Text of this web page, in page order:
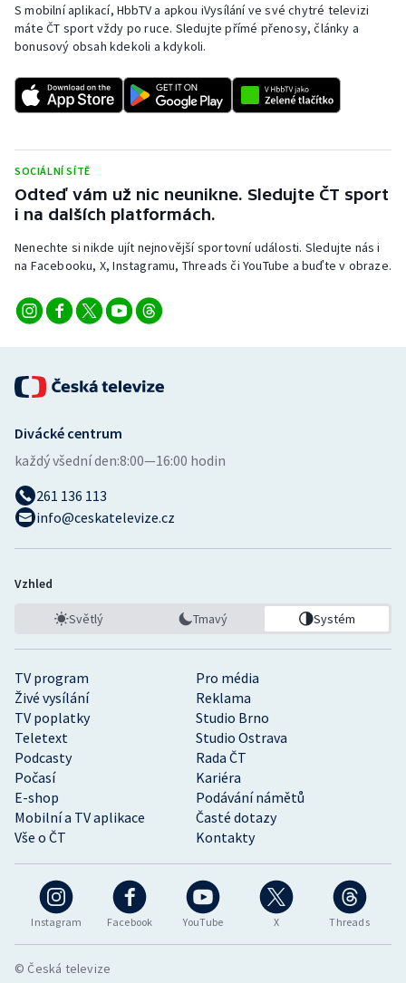
Rychlobruslení
Rychlostní kanoistika
Short track
Stolní tenis
Veslování
Vodní slalom
Ostatní
S mobilní aplikací, HbbTV a apkou iVysílání ve své chytré televizi
máte ČT sport vždy po ruce. Sledujte přímé přenosy, články a
bonusový obsah kdekoli a kdykoli.
SOCIÁLNÍ SÍTĚ
Odteď vám už nic neunikne. Sledujte ČT sport
i na dalších platformách.
Nenechte si nikde ujít nejnovější sportovní události. Sledujte nás i
na Facebooku, X, Instagramu, Threads či YouTube a buďte v obraze.
Instagram Facebook YouTube X Threads
TV program
Pro média
Živé vysílání
Reklama
TV poplatky
Studio Brno
Teletext
Studio Ostrava
Podcasty
Rada ČT
Počasí
Kariéra
E-shop
Podávání námětů
Mobilní a TV aplikace
Časté dotazy
Vše o ČT
Kontakty
Divácké centrum
každý všední den:8:00—16:00 hodin
261 136 113
info@ceskatelevize.cz
Vzhled
Světlý Tmavý Systém
© Česká televize